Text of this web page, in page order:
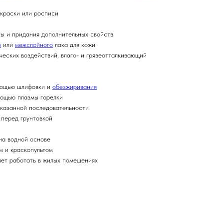
или росписи
и придания дополнительных свойств
или межслойного лака для кожи
воздействий, влаго- и грязеотталкивающий
шлифовки и обезжиривания
плазмы горелки
последовательности
перед грунтовкой
водной основе
и краскопультом
работать в жилых помещениях